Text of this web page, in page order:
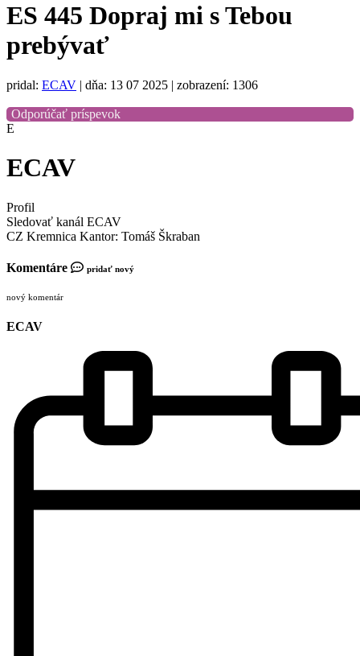
ES 445 Dopraj mi s Tebou
prebývať
pridal: ECAV | dňa: 13 07 2025 | zobrazení: 1306
Odporúčať príspevok
E
ECAV
Profil
Sledovať kanál ECAV
CZ Kremnica Kantor: Tomáš Škraban
Komentáre pridať nový
nový komentár
ECAV